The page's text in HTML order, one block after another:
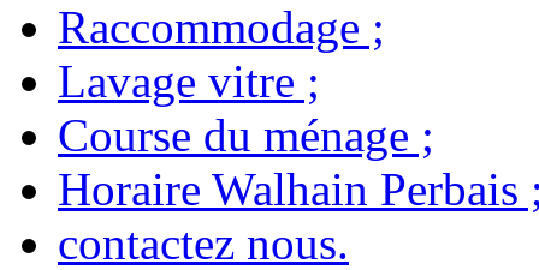
Raccommodage ;
Lavage vitre ;
Course du ménage ;
Horaire Walhain Perbais
contactez nous.